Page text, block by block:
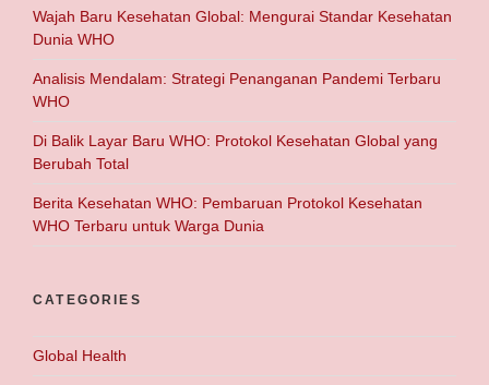
Wajah Baru Kesehatan Global: Mengurai Standar Kesehatan
Dunia WHO
Analisis Mendalam: Strategi Penanganan Pandemi Terbaru
WHO
Di Balik Layar Baru WHO: Protokol Kesehatan Global yang
Berubah Total
Berita Kesehatan WHO: Pembaruan Protokol Kesehatan
WHO Terbaru untuk Warga Dunia
CATEGORIES
Global Health